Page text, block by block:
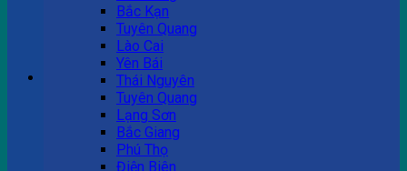
Hotline hỗ trợ
0983 863 488
Giỏ hàng
Chưa có sản phẩm trong giỏ hàng.
Bắc Kạn
Tuyên Quang
Lào Cai
Yên Bái
Thái Nguyên
Tuyên Quang
Lạng Sơn
Bắc Giang
Phú Thọ
Điện Biên